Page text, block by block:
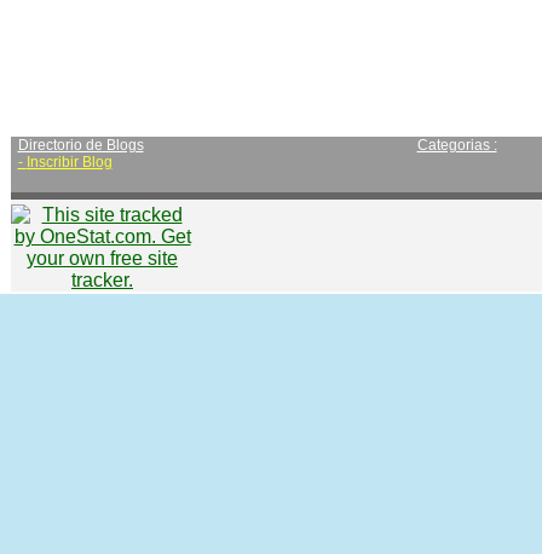
Directorio de Blogs
- Inscribir Blog
Categorias :